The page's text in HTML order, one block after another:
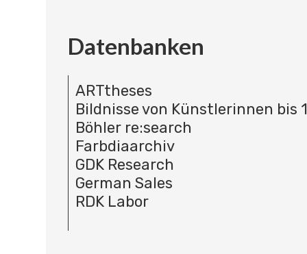
Datenbanken
ARTtheses
Bildnisse von Künstlerinnen bis
Böhler re:search
Farbdiaarchiv
GDK Research
German Sales
RDK Labor